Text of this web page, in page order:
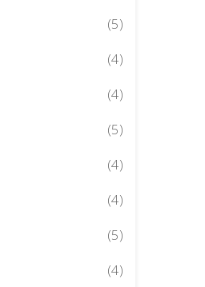
(5)
(4)
(4)
(5)
(4)
(4)
(5)
(4)